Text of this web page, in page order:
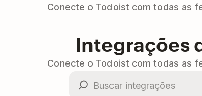
Conecte o Todoist com todas as
Integrações
Conecte o Todoist com todas as